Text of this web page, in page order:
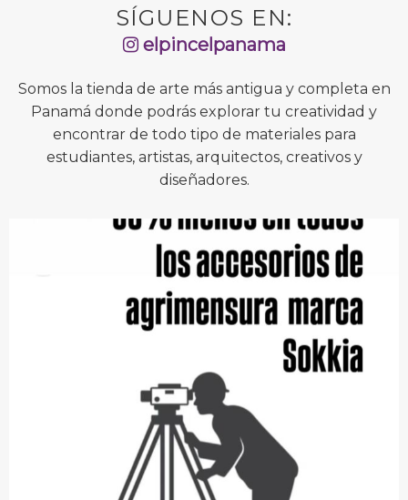
SÍGUENOS EN:
elpincelpanama
Somos la tienda de arte más antigua y completa en
Panamá donde podrás explorar tu creatividad y
encontrar de todo tipo de materiales para
estudiantes, artistas, arquitectos, creativos y
diseñadores.